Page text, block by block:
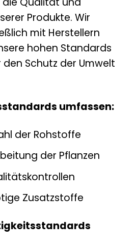
Produkte. Wir
mit Herstellern
hohen Standards
Schutz der Umwelt
umfassen:
der Rohstoffe
der Pflanzen
Zusatzstoffe